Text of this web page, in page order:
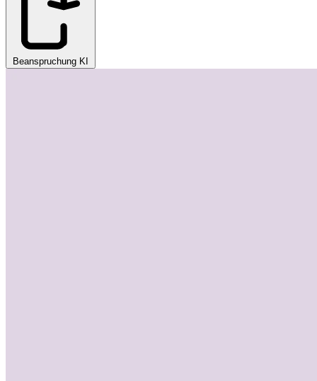
Beanspruchung KI